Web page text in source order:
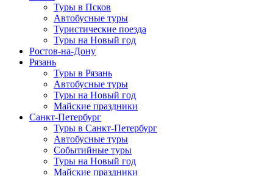
Туры в Псков
Автобусные туры
Туристические поезда
Туры на Новый год
Ростов-на-Дону
Рязань
Туры в Рязань
Автобусные туры
Туры на Новый год
Майские праздники
Санкт-Петербург
Туры в Санкт-Петербург
Автобусные туры
Событийные туры
Туры на Новый год
Майские праздники